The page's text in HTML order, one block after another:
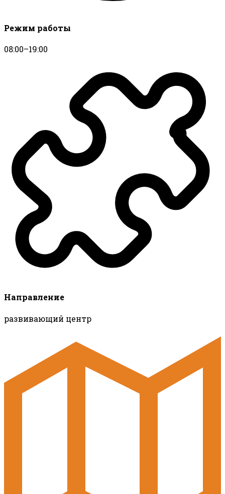
Режим работы
08:00–19:00
Направление
развивающий центр